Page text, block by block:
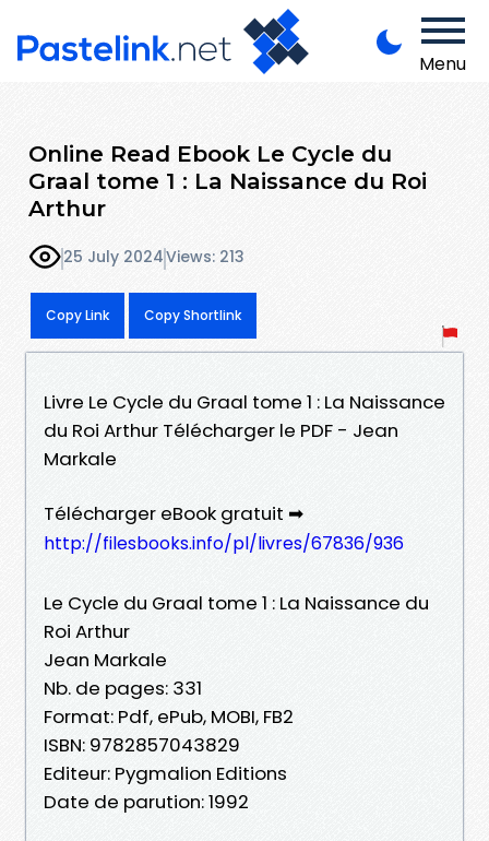
Menu
Online Read Ebook Le Cycle du
Graal tome 1 : La Naissance du Roi
Arthur
25 July 2024Views: 213
Copy Link Copy Shortlink
Livre Le Cycle du Graal tome 1 : La Naissance
du Roi Arthur Télécharger le PDF - Jean
Markale
Télécharger eBook gratuit ➡
http://filesbooks.info/pl/livres/67836/936
Le Cycle du Graal tome 1 : La Naissance du
Roi Arthur
Jean Markale
Nb. de pages: 331
Format: Pdf, ePub, MOBI, FB2
ISBN: 9782857043829
Editeur: Pygmalion Editions
Date de parution: 1992